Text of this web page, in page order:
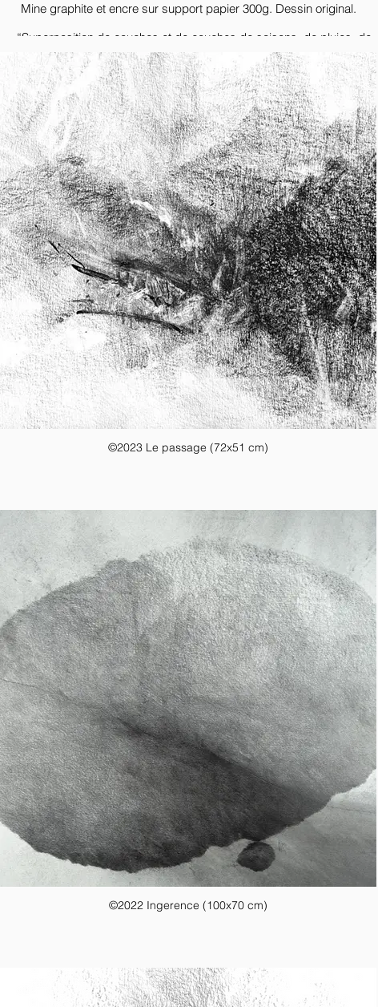
Mine graphite et encre sur support papier 300g. Dessin original.
…“Superposition de couches et de couches de saisons, de pluies, de
lumières lourdes et légères, de sels minéraux, d’évaporation, de
chaleur et de froid, de ravages et de renaissances, de cendres. Nid
grouillant de cadavres et de nouveaux nés, de cycle de dévoration et
de reproduction, de poils, de plumes, de peaux, d’os, de
viandes,d’humus, de glaise, d’argile, de temps, de nuits, de ciel. Danse
nuptiale des prédateurs et des proies, des instincts et des hormones,
des nuits sans fond et des brouillons bouillonneux de lumière, des
vibrations du soleil et de la lune. Lit sans fond et archaïque, berceau et
tombeau, déesse mère du vivant, crâne fendu d'où s'est extrait terrifiée
la bête aux rêves nus qui ne savait pas qui croire. La forêt. ”...
Thomas Vinau,
Le camp des autres
©2023 Le passage (72x51 cm)
©2022 Ingerence (100x70 cm)